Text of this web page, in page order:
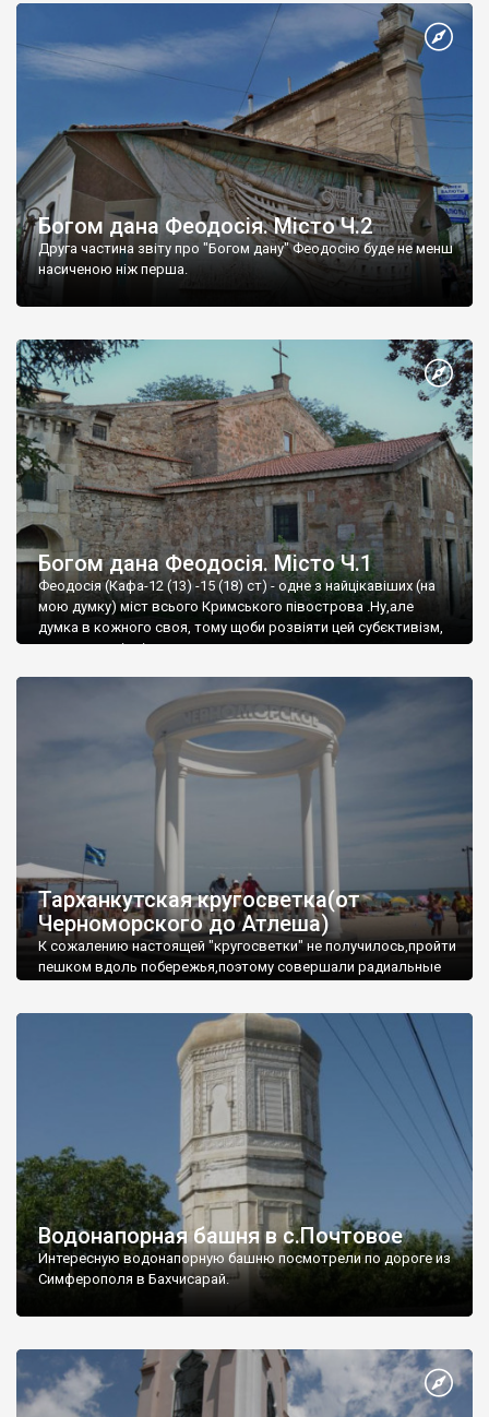
Богом дана Феодосія. Місто Ч.2
Друга частина звіту про "Богом дану" Феодосію буде не менш
насиченою ніж перша.
Богом дана Феодосія. Місто Ч.1
Феодосія (Кафа-12 (13) -15 (18) ст) - одне з найцікавіших (на
мою думку) міст всього Кримського півострова .Ну,але
думка в кожного своя, тому щоби розвіяти цей субєктивізм,
запрошую відвідати це
Тарханкутская кругосветка(от
Черноморского до Атлеша)
К сожалению настоящей "кругосветки" не получилось,пройти
пешком вдоль побережья,поэтому совершали радиальные
Водонапорная башня в с.Почтовое
Интересную водонапорную башню посмотрели по дороге из
Симферополя в Бахчисарай.